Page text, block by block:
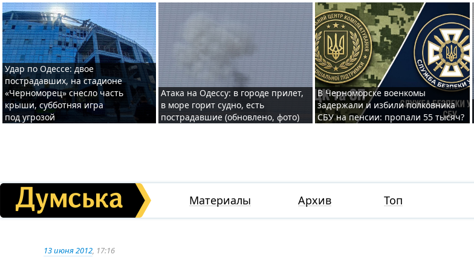
Удар по Одессе: двое
пострадавших, на стадионе
«Черноморец» снесло часть
крыши, субботняя игра
под угрозой
Атака на Одессу: в городе прилет,
в море горит судно, есть
пострадавшие (обновлено, фото)
В Черноморске военкомы
задержали и избили полковника
СБУ на пенсии: пропали 55 тысяч?
Материалы Архив Топ
13 июня 2012, 17:16